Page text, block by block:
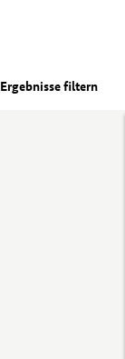
Ergebnisse filtern